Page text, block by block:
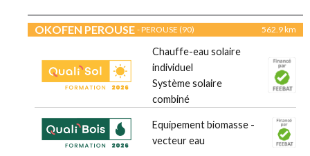
OKOFEN PEROUSE - PEROUSE (90) 562.9 km
Chauffe-eau solaire
individuel
Système solaire
combiné
Equipement biomasse -
vecteur eau